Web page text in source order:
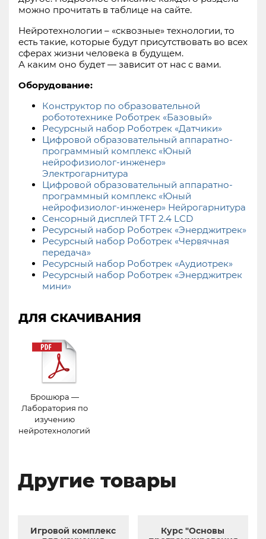
можно прочитать в таблице на сайте.
Нейротехнологии – «сквозные» технологии, то
есть такие, которые будут присутствовать во всех
сферах жизни человека в будущем.
А каким оно будет — зависит от нас с вами.
Оборудование:
Конструктор по образовательной
робототехнике Роботрек «Базовый»
Ресурсный набор Роботрек «Датчики»
Цифровой образовательный аппаратно-
программный комплекс «Юный
нейрофизиолог-инженер»
Электрогарнитура
Цифровой образовательный аппаратно-
программный комплекс «Юный
нейрофизиолог-инженер» Нейрогарнитура
Сенсорный дисплей TFT 2.4 LCD
Ресурсный набор Роботрек «Энерджитрек»
Ресурсный набор Роботрек «Червячная
передача»
Ресурсный набор Роботрек «Аудиотрек»
Ресурсный набор Роботрек «Энерджитрек
мини»
ДЛЯ СКАЧИВАНИЯ
Брошюра —
Лаборатория по
изучению
нейротехнологий
Другие товары
Игровой комплекс
Курс "Основы